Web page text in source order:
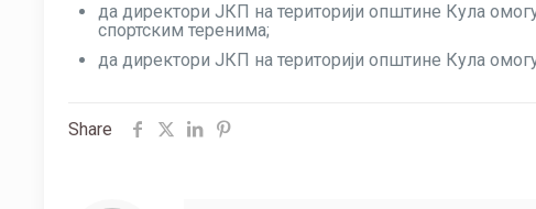
да директори ЈКП на територији општине Кула
спортским теренима;
да директори ЈКП на територији општине Кула
Share